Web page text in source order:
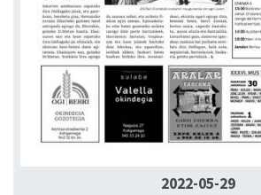
2022-05-29